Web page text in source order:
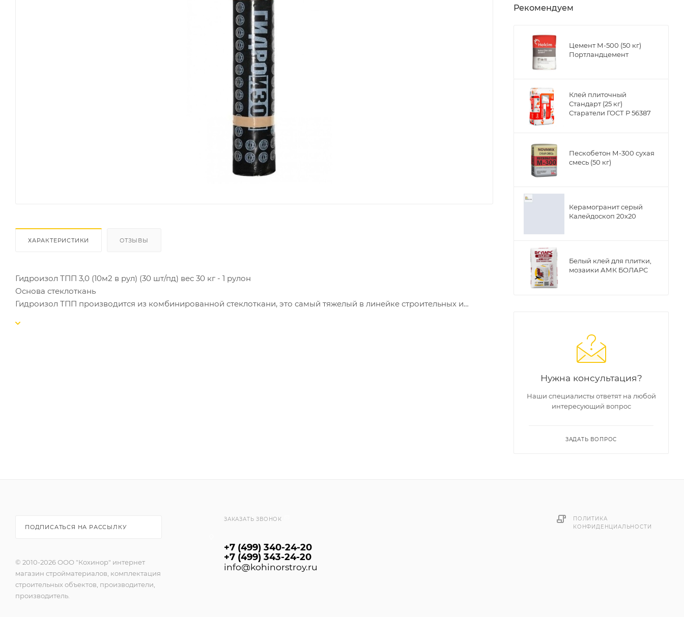
ХАРАКТЕРИСТИКИ ОТЗЫВЫ
Гидроизол ТПП 3,0 (10м2 в рул) (30 шт/пд) вес 30 кг - 1 рулон
Основа стеклоткань
Гидроизол ТПП производится из комбинированной стеклоткани, это самый тяжелый в линейке строительных и
Рекомендуем
Цемент М-500 (50 кг)
Портландцемент
Клей плиточный
Стандарт (25 кг)
Старатели ГОСТ Р 56387
Пескобетон М-300 сухая
смесь (50 кг)
Керамогранит серый
Калейдоскоп 20х20
Белый клей для плитки,
мозаики АМК БОЛАРС
Нужна консультация?
Наши специалисты ответят на любой
интересующий вопрос
ЗАДАТЬ ВОПРОС
ПОДПИСАТЬСЯ НА РАССЫЛКУ
© 2010-2026 ООО "Кохинор" интернет
магазин стройматериалов, комплектация
строительных объектов, производители,
производитель.
ЗАКАЗАТЬ ЗВОНОК
+7 (499) 340-24-20
+7 (499) 343-24-20
info@kohinorstroy.ru
ПОЛИТИКА
КОНФИДЕНЦИАЛЬНОСТИ